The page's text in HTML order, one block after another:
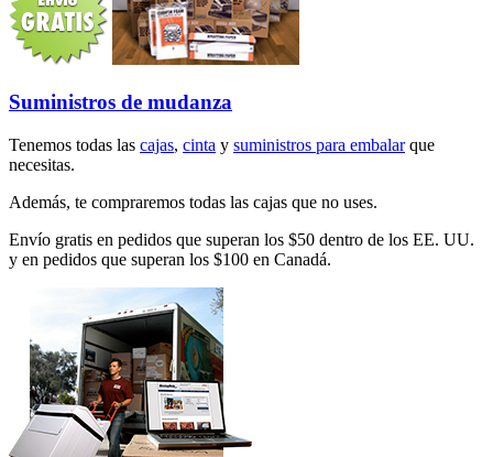
Suministros de mudanza
Tenemos todas las cajas, cinta y suministros para embalarque
necesitas.
Además, te compraremos todas las cajas que no uses.
Envío gratis en pedidos que superan los $50 dentro de los EE. UU.
y en pedidos que superan los $100 en Canadá.